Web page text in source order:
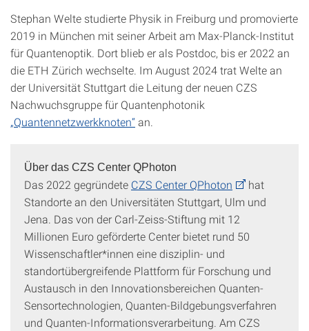
Stephan Welte studierte Physik in Freiburg und promovierte
2019 in München mit seiner Arbeit am Max-Planck-Institut
für Quantenoptik. Dort blieb er als Postdoc, bis er 2022 an
die ETH Zürich wechselte. Im August 2024 trat Welte an
der Universität Stuttgart die Leitung der neuen CZS
Nachwuchsgruppe für Quantenphotonik
„Quantennetzwerkknoten“an.
Über das CZS Center QPhoton
Das 2022 gegründete CZS Center QPhoton
hat
Standorte an den Universitäten Stuttgart, Ulm und
Jena. Das von der Carl-Zeiss-Stiftung mit 12
Millionen Euro geförderte Center bietet rund 50
Wissenschaftler*innen eine disziplin- und
standortübergreifende Plattform für Forschung und
Austausch in den Innovationsbereichen Quanten-
Sensortechnologien, Quanten-Bildgebungsverfahren
und Quanten-Informationsverarbeitung. Am CZS